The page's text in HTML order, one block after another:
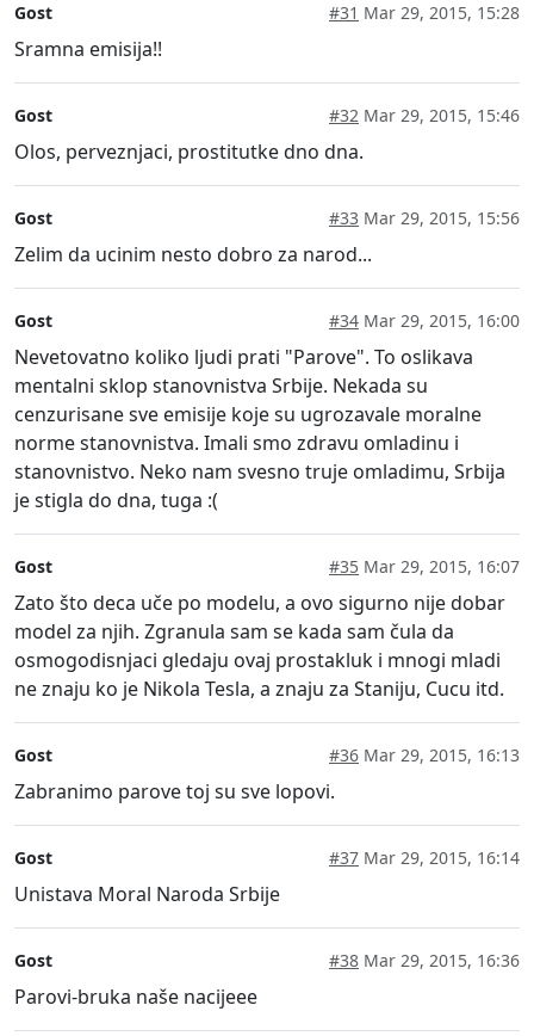
Gost #31 Mar 29, 2015, 15:28
Sramna emisija!!
Gost #32 Mar 29, 2015, 15:46
Olos, perveznjaci, prostitutke dno dna.
Gost #33 Mar 29, 2015, 15:56
Zelim da ucinim nesto dobro za narod...
Gost #34 Mar 29, 2015, 16:00
Nevetovatno koliko ljudi prati "Parove". To oslikava
mentalni sklop stanovnistva Srbije. Nekada su
cenzurisane sve emisije koje su ugrozavale moralne
norme stanovnistva. Imali smo zdravu omladinu i
stanovnistvo. Neko nam svesno truje omladimu, Srbija
je stigla do dna, tuga :(
Gost #35 Mar 29, 2015, 16:07
Zato što deca uče po modelu, a ovo sigurno nije dobar
model za njih. Zgranula sam se kada sam čula da
osmogodisnjaci gledaju ovaj prostakluk i mnogi mladi
ne znaju ko je Nikola Tesla, a znaju za Staniju, Cucu itd.
Gost #36 Mar 29, 2015, 16:13
Zabranimo parove toj su sve lopovi.
Gost #37 Mar 29, 2015, 16:14
Unistava Moral Naroda Srbije
Gost #38 Mar 29, 2015, 16:36
Parovi-bruka naše nacijeee